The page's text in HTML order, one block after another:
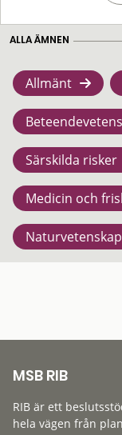
ALLA ÄMNEN
Allmänt
Särskilda risker
Medicin och
Naturvetenskap
MSB RIB
RIB är ett
hela vägen från